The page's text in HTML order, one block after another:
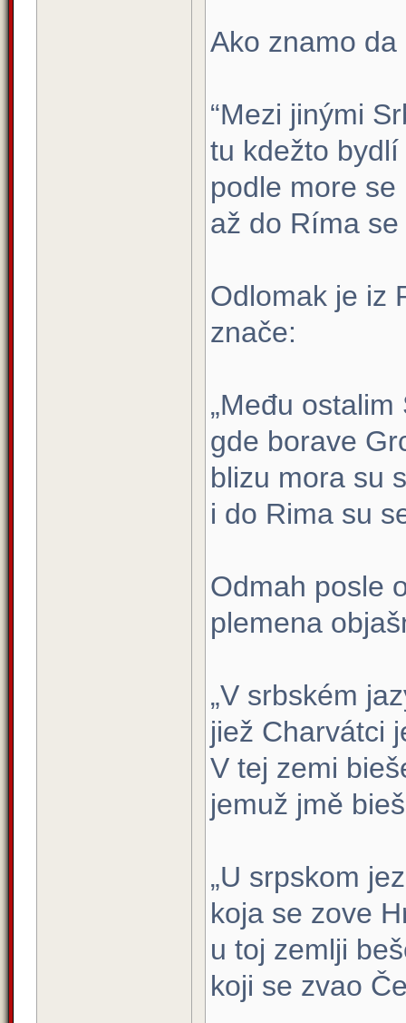
Ako znamo
“Mezi jinými
tu kdežto
podle more se
až do Ríma se
Odlomak je iz
znače:
„Među ostalim
gde borave
blizu mora su
i do Rima su
Odmah posle
plemena
„V srbském
jiež Charvátci
V tej zemi
jemuž jmě
„U srpskom
koja se zove
u toj zemlji
koji se zvao